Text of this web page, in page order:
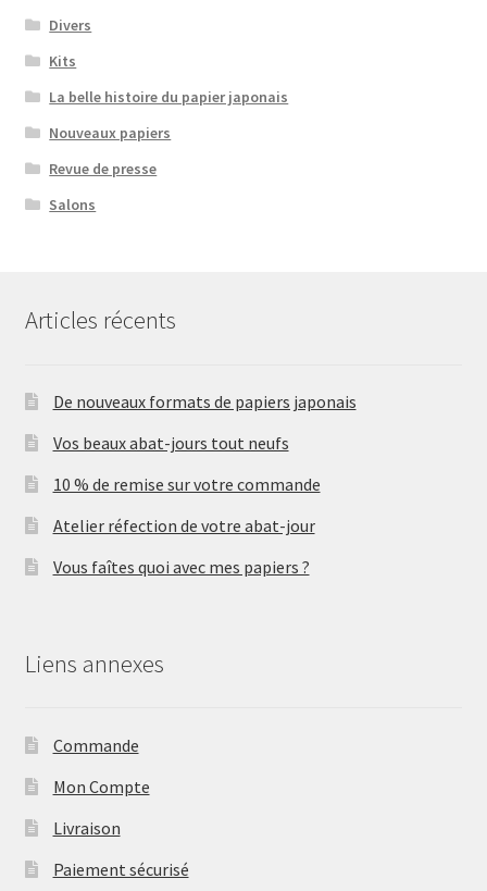
Divers
Kits
La belle histoire du papier japonais
Nouveaux papiers
Revue de presse
Salons
Articles récents
De nouveaux formats de papiers japonais
Vos beaux abat-jours tout neufs
10 % de remise sur votre commande
Atelier réfection de votre abat-jour
Vous faîtes quoi avec mes papiers ?
Liens annexes
Commande
Mon Compte
Livraison
Paiement sécurisé